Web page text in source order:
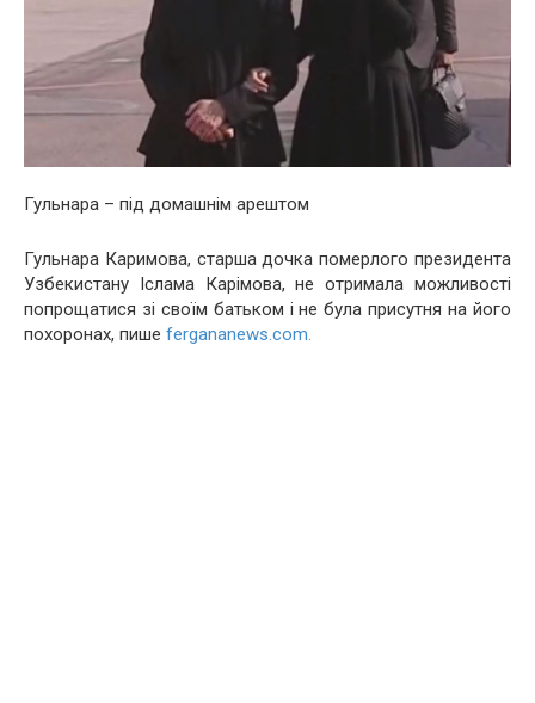
Гульнара – під домашнім арештом
Гульнара Каримова, старша дочка померлого президента
Узбекистану Іслама Карімова, не отримала можливості
попрощатися зі своїм батьком і не була присутня на його
похоронах, пише fergananews.com.